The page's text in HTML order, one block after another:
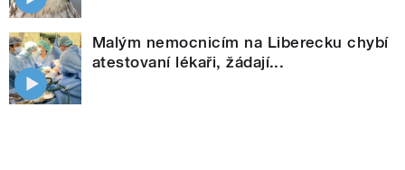
Malým nemocnicím na Liberecku chybí
atestovaní lékaři, žádají...